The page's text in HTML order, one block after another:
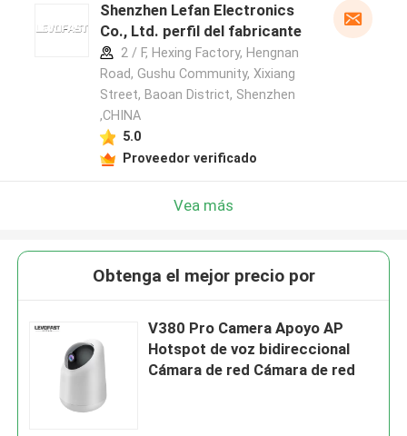
Deja un mensaje
Shenzhen Lefan Electronics
Co., Ltd. perfil del fabricante
2 / F, Hexing Factory, Hengnan
Road, Gushu Community, Xixiang
Street, Baoan District, Shenzhen
,CHINA
5.0
Proveedor verificado
Vea más
Obtenga el mejor precio por
V380 Pro Camera Apoyo AP
Hotspot de voz bidireccional
Cámara de red Cámara de red